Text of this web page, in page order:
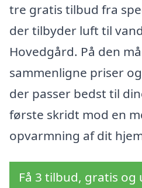
tre gratis tilbud fra
der tilbyder luft til
Hovedgård. På den
sammenligne priser
der passer bedst til
første skridt mod en
opvarmning af dit
Få 3 tilbud, gratis